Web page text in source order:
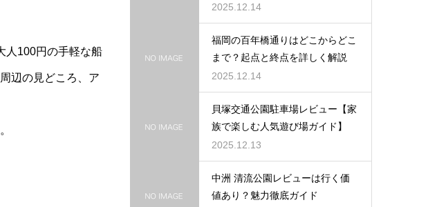
人100円の手軽な船
辺の見どころ、ア
2025.12.14
福岡の百年橋通りはどこからどこ
まで？起点と終点を詳しく解説
2025.12.14
貝塚交通公園駐車場レビュー【家
族で楽しむ人気遊び場ガイド】
2025.12.13
中洲 清流公園レビューは行く価
値あり？魅力徹底ガイド